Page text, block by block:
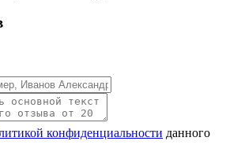
конфиденциальности данного